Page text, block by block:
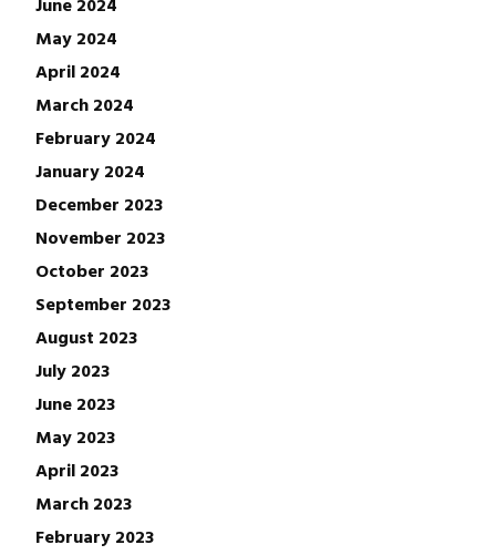
May 2024
April 2024
March 2024
February 2024
January 2024
December 2023
November 2023
October 2023
September 2023
August 2023
July 2023
June 2023
May 2023
April 2023
March 2023
February 2023